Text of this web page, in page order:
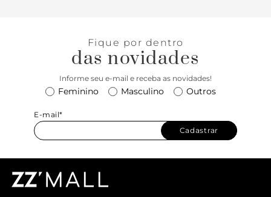
Fique por dentro
das novidades
Informe seu e-mail e receba as novidades!
Feminino Masculino Outros
E-mail*
Cadastrar